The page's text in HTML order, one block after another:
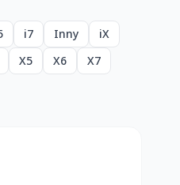
i7 Inny
iX
X5 X6
X7